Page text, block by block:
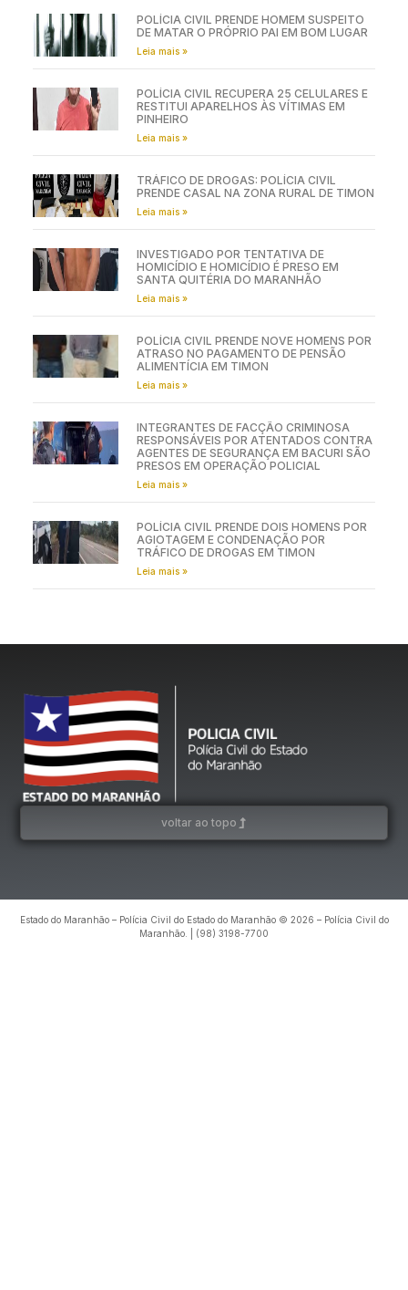
POLÍCIA CIVIL PRENDE HOMEM SUSPEITO
DE MATAR O PRÓPRIO PAI EM BOM LUGAR
Leia mais »
POLÍCIA CIVIL RECUPERA 25 CELULARES E
RESTITUI APARELHOS ÀS VÍTIMAS EM
PINHEIRO
Leia mais »
TRÁFICO DE DROGAS: POLÍCIA CIVIL
PRENDE CASAL NA ZONA RURAL DE TIMON
Leia mais »
INVESTIGADO POR TENTATIVA DE
HOMICÍDIO E HOMICÍDIO É PRESO EM
SANTA QUITÉRIA DO MARANHÃO
Leia mais »
POLÍCIA CIVIL PRENDE NOVE HOMENS POR
ATRASO NO PAGAMENTO DE PENSÃO
ALIMENTÍCIA EM TIMON
Leia mais »
INTEGRANTES DE FACÇÃO CRIMINOSA
RESPONSÁVEIS POR ATENTADOS CONTRA
AGENTES DE SEGURANÇA EM BACURI SÃO
PRESOS EM OPERAÇÃO POLICIAL
Leia mais »
POLÍCIA CIVIL PRENDE DOIS HOMENS POR
AGIOTAGEM E CONDENAÇÃO POR
TRÁFICO DE DROGAS EM TIMON
Leia mais »
voltar ao topo
Estado do Maranhão – Polícia Civil do Estado do Maranhão © 2026 – Polícia Civil do
Maranhão. | (98) 3198-7700